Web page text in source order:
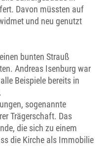
Davon müssten auf
und neu genutzt
bunten Strauß
Andreas Isenburg war
Beispiele bereits in
sogenannte
Trägerschaft. Das
die sich zu einem
die Kirche als Immobilie